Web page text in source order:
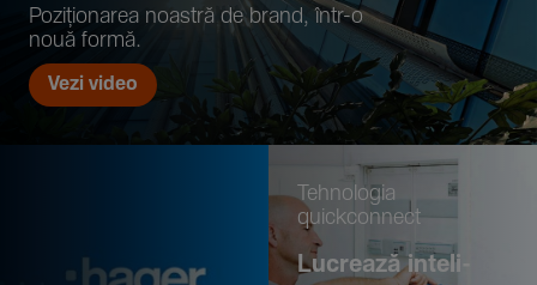
Pozi­țio­narea noastră de brand, într-o
nouă formă.
Vezi video
Tehno­logia
quickconnect
Lucrează inte­li­